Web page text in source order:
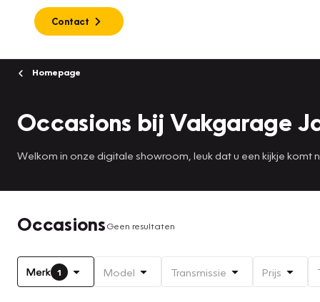
Contact
Homepage
Occasions bij Vakgarage
Welkom in onze digitale showroom, leuk dat u een kijkje komt
OccasionsGeen resultaten
Merk 1 Model Transmissie Prijs